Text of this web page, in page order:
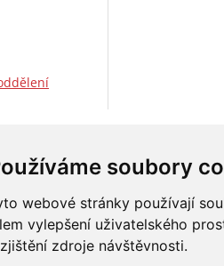
soubory
webové stránky používají
vylepšení uživatelského
zdroje návštěvnosti.
Přihlášení do informačního